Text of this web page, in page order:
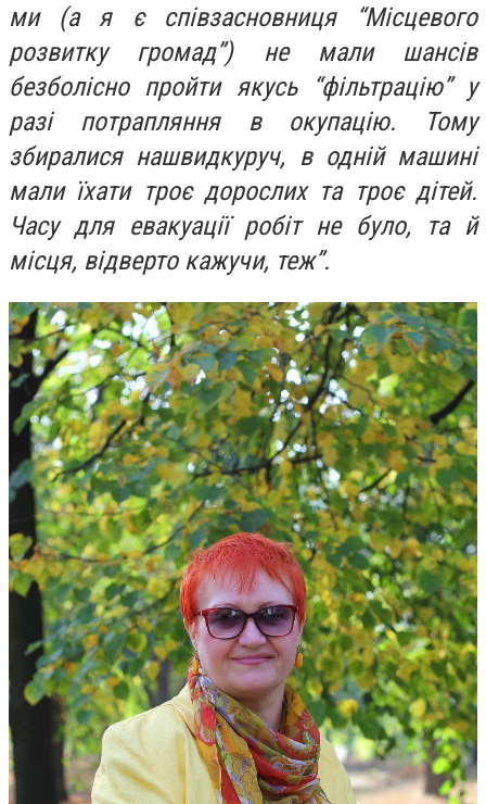
ми (а я є співзасновниця “Місцевого
розвитку громад”) не мали шансів
безболісно пройти якусь “фільтрацію” у
разі потрапляння в окупацію. Тому
збиралися нашвидкуруч, в одній машині
мали їхати троє дорослих та троє дітей.
Часу для евакуації робіт не було, та й
місця, відверто кажучи, теж”.